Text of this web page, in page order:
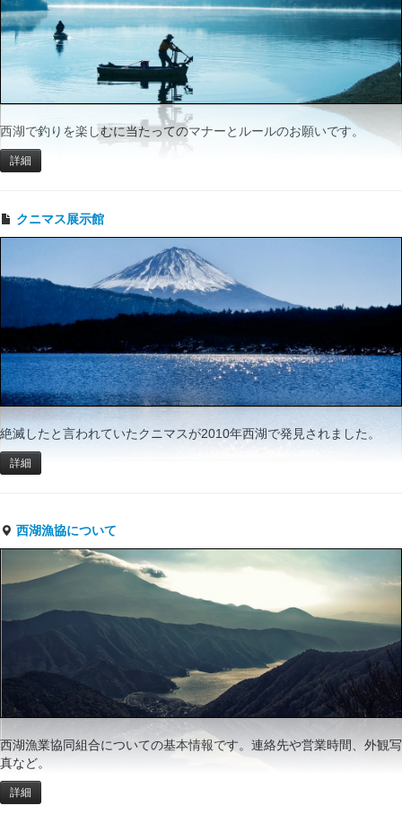
西湖で釣りを楽しむに当たってのマナーとルールのお願いです。
詳細
クニマス展示館
絶滅したと言われていたクニマスが2010年西湖で発見されました。
詳細
西湖漁協について
西湖漁業協同組合についての基本情報です。連絡先や営業時間、外観写
真など。
詳細